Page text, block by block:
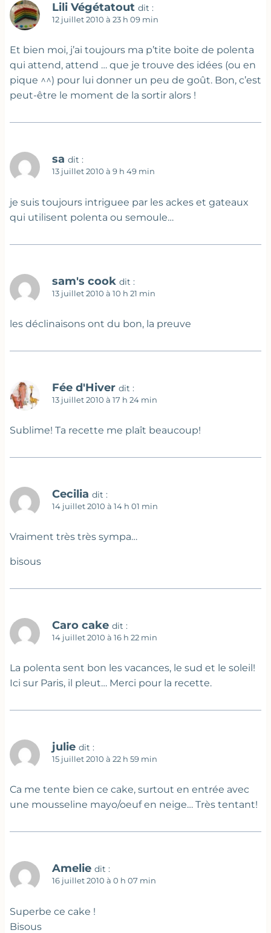
Lili Végétatout dit :
12 juillet 2010 à 23 h 09 min
Et bien moi, j’ai toujours ma p’tite boite de polenta
qui attend, attend … que je trouve des idées (ou en
pique ^^) pour lui donner un peu de goût. Bon, c’est
peut-être le moment de la sortir alors !
sa dit :
13 juillet 2010 à 9 h 49 min
je suis toujours intriguee par les ackes et gateaux
qui utilisent polenta ou semoule…
sam's cook dit :
13 juillet 2010 à 10 h 21 min
les déclinaisons ont du bon, la preuve
Fée d'Hiver dit :
13 juillet 2010 à 17 h 24 min
Sublime! Ta recette me plaît beaucoup!
Cecilia dit :
14 juillet 2010 à 14 h 01 min
Vraiment très très sympa…
bisous
Caro cake dit :
14 juillet 2010 à 16 h 22 min
La polenta sent bon les vacances, le sud et le soleil!
Ici sur Paris, il pleut… Merci pour la recette.
julie dit :
15 juillet 2010 à 22 h 59 min
Ca me tente bien ce cake, surtout en entrée avec
une mousseline mayo/oeuf en neige… Très tentant!
Amelie dit :
16 juillet 2010 à 0 h 07 min
Superbe ce cake !
Bisous